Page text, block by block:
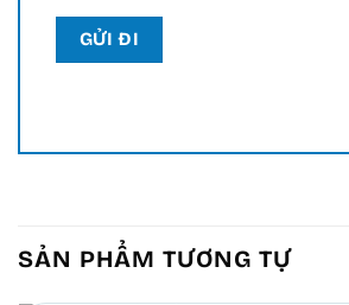
SẢN PHẨM TƯƠNG TỰ